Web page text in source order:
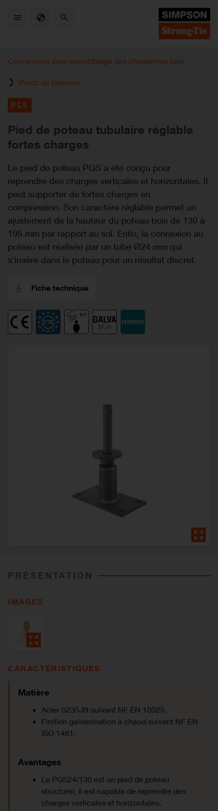
Connexions pour assemblage des charpentes bois
Pieds de poteaux
PGS
Pied de poteau tubulaire réglable
fortes charges
Le pied de poteau PGS a été conçu pour
reprendre des charges verticales et horizontales. Il
peut supporter de fortes charges en
compression. Son caractère réglable permet un
ajustement de la hauteur du poteau bois de 130 à
195 mm par rapport au sol. Enfin, la connexion au
poteau est réalisée par un tube Ø24 mm qui
s'insère dans le poteau pour un résultat discret.
Fiche technique
PRÉSENTATION
IMAGES
CARACTÉRISTIQUES
Matière
Acier S235JR suivant NF EN 10025,
Finition galvanisation à chaud suivant NF EN
ISO 1461.
Avantages
Le PGS24/130 est un pied de poteau
structurel, il est capable de reprendre des
charges verticales et horizontales,